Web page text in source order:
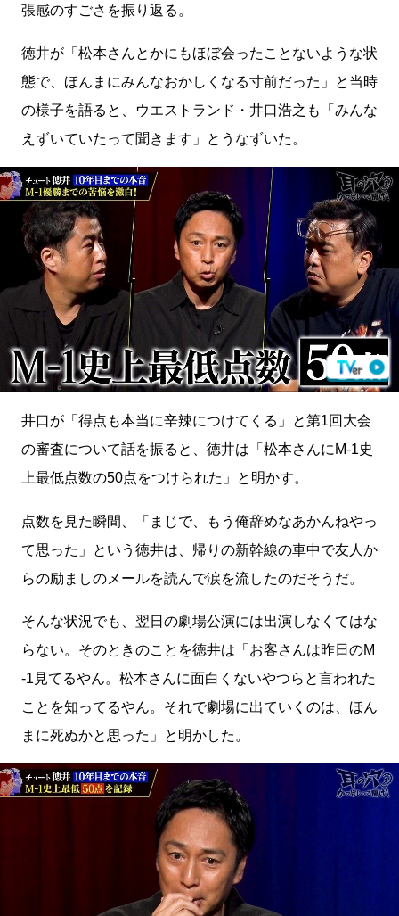
張感のすごさを振り返る。
徳井が「松本さんとかにもほぼ会ったことないような状
態で、ほんまにみんなおかしくなる寸前だった」と当時
の様子を語ると、ウエストランド・井口浩之も「みんな
えずいていたって聞きます」とうなずいた。
井口が「得点も本当に辛辣につけてくる」と第1回大会
の審査について話を振ると、徳井は「松本さんにM-1史
上最低点数の50点をつけられた」と明かす。
点数を見た瞬間、「まじで、もう俺辞めなあかんねやっ
て思った」という徳井は、帰りの新幹線の車中で友人か
らの励ましのメールを読んで涙を流したのだそうだ。
そんな状況でも、翌日の劇場公演には出演しなくてはな
らない。そのときのことを徳井は「お客さんは昨日のM
-1見てるやん。松本さんに面白くないやつらと言われた
ことを知ってるやん。それで劇場に出ていくのは、ほん
まに死ぬかと思った」と明かした。